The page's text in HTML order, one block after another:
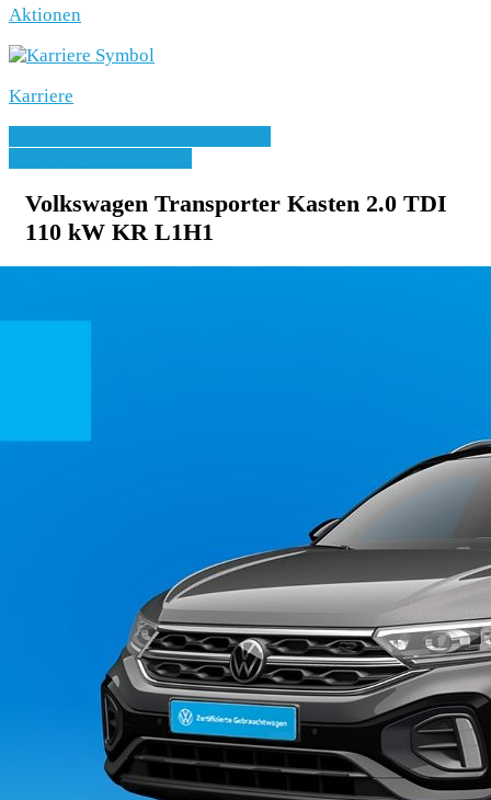
Aktionen
Karriere
Volkswagen Transporter Kasten 2.0 TDI
110 kW KR L1H1